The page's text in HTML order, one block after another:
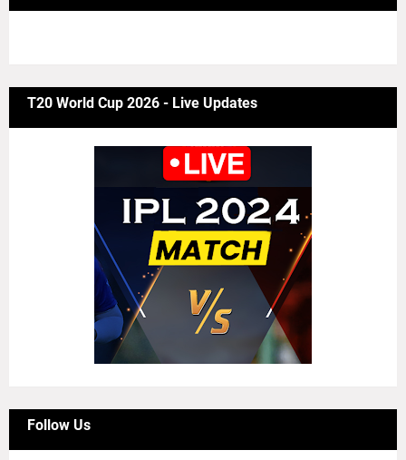
T20 World Cup 2026 - Live Updates
Follow Us